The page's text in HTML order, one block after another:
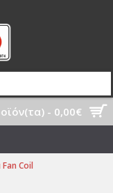
- 0,00€
Coil